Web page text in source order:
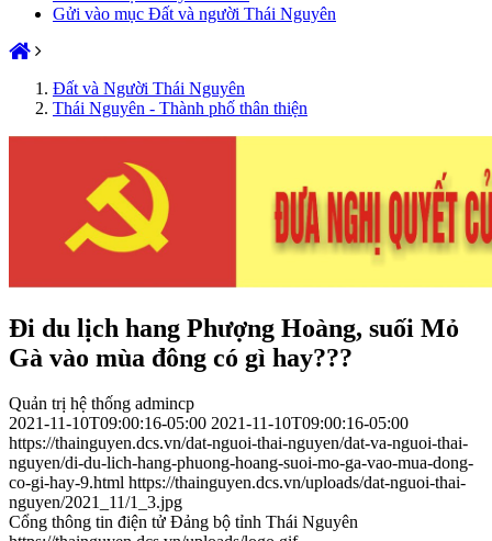
Gửi vào mục Đất và người Thái Nguyên
Đất và Người Thái Nguyên
Thái Nguyên - Thành phố thân thiện
Đi du lịch hang Phượng Hoàng, suối Mỏ
Gà vào mùa đông có gì hay???
Quản trị hệ thống admincp
2021-11-10T09:00:16-05:00 2021-11-10T09:00:16-05:00
https://thainguyen.dcs.vn/dat-nguoi-thai-nguyen/dat-va-nguoi-thai-
nguyen/di-du-lich-hang-phuong-hoang-suoi-mo-ga-vao-mua-dong-
co-gi-hay-9.html https://thainguyen.dcs.vn/uploads/dat-nguoi-thai-
nguyen/2021_11/1_3.jpg
Cổng thông tin điện tử Đảng bộ tỉnh Thái Nguyên